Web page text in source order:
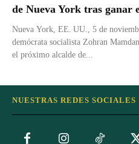
de Nueva York tras ganar
Nueva York, EE. UU., 5 de
demócrata socialista Zohran
el próximo alcalde de...
NUESTRAS REDES SOCIALES